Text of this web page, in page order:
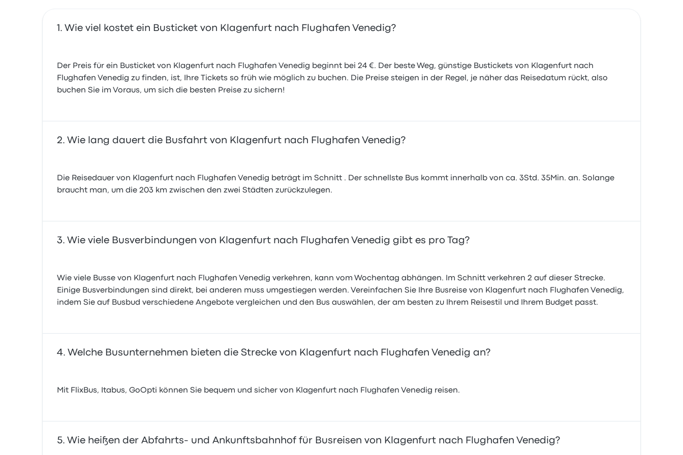
Wie viel kostet ein Busticket von Klagenfurt nach Flughafen Venedig?
Der Preis für ein Busticket von Klagenfurt nach Flughafen Venedig beginnt bei 24 €. Der beste Weg, günstige Bustickets von Klagenfurt nach
Flughafen Venedig zu finden, ist, Ihre Tickets so früh wie möglich zu buchen. Die Preise steigen in der Regel, je näher das Reisedatum rückt, also
buchen Sie im Voraus, um sich die besten Preise zu sichern!
Wie lang dauert die Busfahrt von Klagenfurt nach Flughafen Venedig?
Die Reisedauer von Klagenfurt nach Flughafen Venedig beträgt im Schnitt . Der schnellste Bus kommt innerhalb von ca. 3Std. 35Min. an. Solange
braucht man, um die 203 km zwischen den zwei Städten zurückzulegen.
Wie viele Busverbindungen von Klagenfurt nach Flughafen Venedig gibt es pro Tag?
Wie viele Busse von Klagenfurt nach Flughafen Venedig verkehren, kann vom Wochentag abhängen. Im Schnitt verkehren 2 auf dieser Strecke.
Einige Busverbindungen sind direkt, bei anderen muss umgestiegen werden. Vereinfachen Sie Ihre Busreise von Klagenfurt nach Flughafen Venedig,
indem Sie auf Busbud verschiedene Angebote vergleichen und den Bus auswählen, der am besten zu Ihrem Reisestil und Ihrem Budget passt.
Welche Busunternehmen bieten die Strecke von Klagenfurt nach Flughafen Venedig an?
Mit FlixBus, Itabus, GoOpti können Sie bequem und sicher von Klagenfurt nach Flughafen Venedig reisen.
Wie heißen der Abfahrts- und Ankunftsbahnhof für Busreisen von Klagenfurt nach Flughafen Venedig?